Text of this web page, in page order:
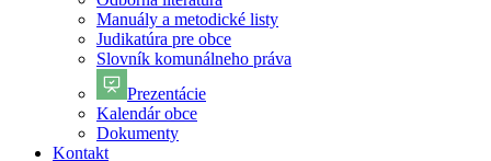
Manuály a metodické listy
Judikatúra pre obce
Slovník komunálneho práva
Prezentácie
Kalendár obce
Dokumenty
Kontakt